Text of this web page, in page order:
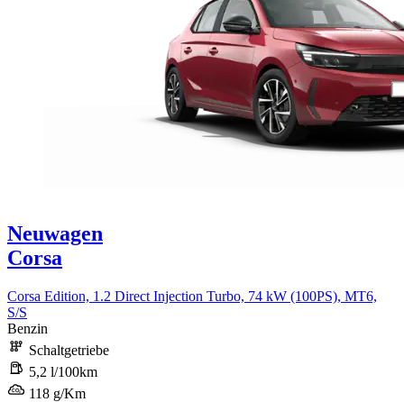
Neuwagen
Corsa
Corsa Edition, 1.2 Direct Injection Turbo, 74 kW (100PS), MT6,
S/S
Benzin
Schaltgetriebe
5,2 l/100km
118 g/Km